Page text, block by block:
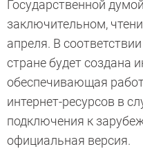
Государственной
заключительном,
апреля. В
стране будет создана
обеспечивающая
интернет-ресурсов в
подключения к
официальная версия.